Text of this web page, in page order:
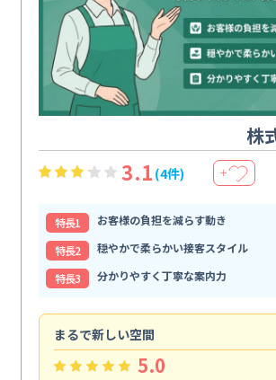
株
3.1 (4件) ＋
特⻑1
お客様の負担を減らす動き
特⻑2
穏やかで柔らかい接客スタイル
特⻑3
分かりやすく丁寧な案内力
まるで新しい空間
5.0